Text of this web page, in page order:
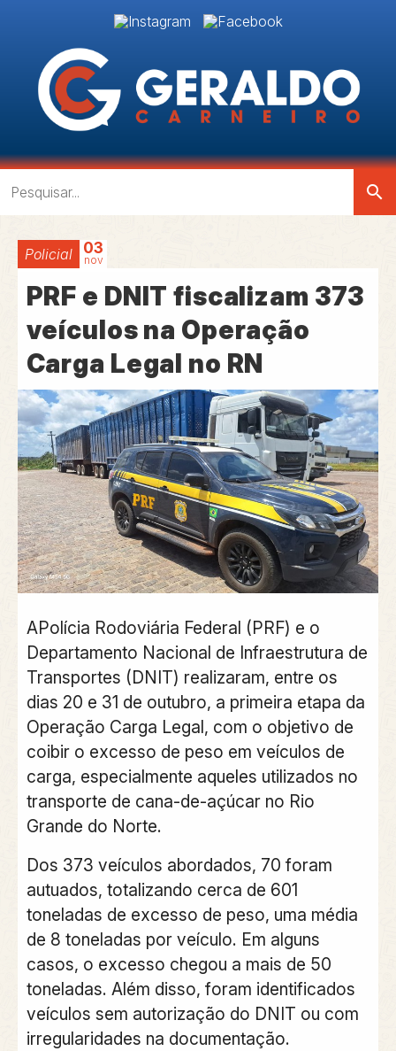
search
Policial 03
nov
PRF e DNIT fiscalizam 373
veículos na Operação
Carga Legal no RN
APolícia Rodoviária Federal (PRF) e o
Departamento Nacional de Infraestrutura de
Transportes (DNIT) realizaram, entre os
dias 20 e 31 de outubro, a primeira etapa da
Operação Carga Legal, com o objetivo de
coibir o excesso de peso em veículos de
carga, especialmente aqueles utilizados no
transporte de cana-de-açúcar no Rio
Grande do Norte.
Dos 373 veículos abordados, 70 foram
autuados, totalizando cerca de 601
toneladas de excesso de peso, uma média
de 8 toneladas por veículo. Em alguns
casos, o excesso chegou a mais de 50
toneladas. Além disso, foram identificados
veículos sem autorização do DNIT ou com
irregularidades na documentação.